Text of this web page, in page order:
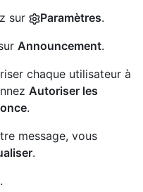
sur
Paramètres.
Announcement.
chaque utilisateur à
Autoriser les
.
message, vous
.
.